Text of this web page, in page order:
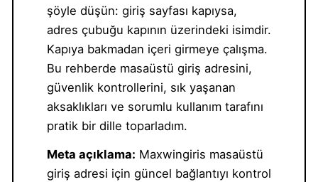
şöyle düşün: giriş sayfası kapıysa,
adres çubuğu kapının üzerindeki isimdir.
Kapıya bakmadan içeri girmeye çalışma.
Bu rehberde masaüstü giriş adresini,
güvenlik kontrollerini, sık yaşanan
aksaklıkları ve sorumlu kullanım tarafını
pratik bir dille toparladım.
Meta açıklama: Maxwingiris masaüstü
giriş adresi için güncel bağlantıyı kontrol